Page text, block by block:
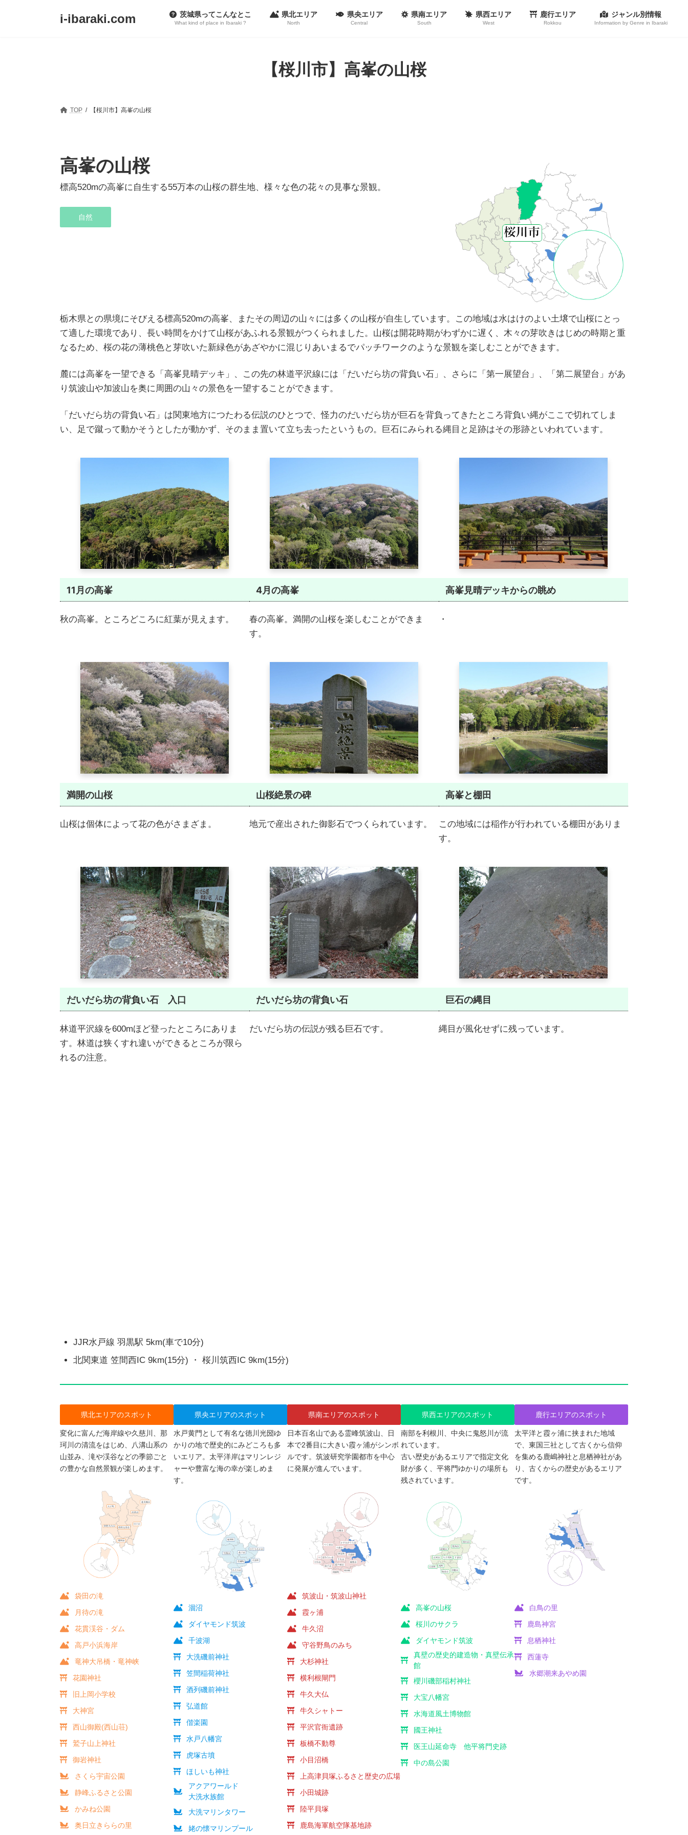
i-ibaraki.com 茨城県ってこんなとこ
What kind of place in Ibaraki ?
県北エリア
North
県央エリア
Central
県南エリア
South
県西エリア
West
鹿行エリア
Rokkou
ジャンル別情報
Information by Genre in Ibaraki
【桜川市】高峯の山桜
TOP 【桜川市】高峯の山桜
高峯の山桜
標高520mの高峯に自生する55万本の山桜の群生地、様々な色の花々の見事な景観。
自然
栃木県との県境にそびえる標高520mの高峯、またその周辺の山々には多くの山桜が自生しています。この地域は水はけのよい土壌で山桜にとっ
て適した環境であり、長い時間をかけて山桜があふれる景観がつくられました。山桜は開花時期がわずかに遅く、木々の芽吹きはじめの時期と重
なるため、桜の花の薄桃色と芽吹いた新緑色があざやかに混じりあいまるでパッチワークのような景観を楽しむことができます。
麓には高峯を一望できる「高峯見晴デッキ」、この先の林道平沢線には「だいだら坊の背負い石」、さらに「第一展望台」、「第二展望台」があ
り筑波山や加波山を奥に周囲の山々の景色を一望することができます。
「だいだら坊の背負い石」は関東地方につたわる伝説のひとつで、怪力のだいだら坊が巨石を背負ってきたところ背負い縄がここで切れてしま
い、足で蹴って動かそうとしたが動かず、そのまま置いて立ち去ったというもの。巨石にみられる縄目と足跡はその形跡といわれています。
11月 の高峯
秋の高峯。ところどころに紅葉が見えます。
4月の高峯
春の高峯。満開の山桜を楽しむことができま
す。
高峯見晴デッキからの眺め
・
満開の山桜
山桜は個体によって花の色がさまざま。
山桜絶景の碑
地元で産出された御影石でつくられています。
高峯と棚田
この地域には稲作が行われている棚田がありま
す。
だいだら坊の背負い石 入口
林道平沢線を600mほど登ったところにありま
す。林道は狭くすれ違いができるところが限ら
れるの注意。
だいだら坊の背負い石
だいだら坊の伝説が残る巨石です。
巨石の縄目
縄目が風化せずに残っています。
JJR水戸線 羽黒駅 5km(車で10分)
北関東道 笠間西IC 9km(15分) ・ 桜川筑西IC 9km(15分)
県北エリアのスポット
変化に富んだ海岸線や久慈川、那
珂川の清流をはじめ、八溝山系の
山並み、滝や渓谷などの季節ごと
の豊かな自然景観が楽しめます。
袋田の滝
月待の滝
花貫渓谷・ダム
高戸小浜海岸
竜神大吊橋・竜神峡
花園神社
旧上岡小学校
大神宮
西山御殿(西山荘)
鷲子山上神社
御岩神社
さくら宇宙公園
静峰ふるさと公園
かみね公園
奥日立きららの里
県央エリアのスポット
水戸黄門として有名な徳川光圀ゆ
かりの地で歴史的にみどころも多
いエリア。太平洋岸はマリンレジ
ャーや豊富な海の幸が楽しめま
す。
涸沼
ダイヤモンド筑波
千波湖
大洗磯前神社
笠間稲荷神社
酒列磯前神社
弘道館
偕楽園
水戸八幡宮
虎塚古墳
ほしいも神社
アクアワールド
大洗水族館
大洗マリンタワー
姥の懐マリンプール
県南エリアのスポット
日本百名山である霊峰筑波山、日
本で2番目に大きい霞ヶ浦がシンボ
ルです。筑波研究学園都市を中心
に発展が進んでいます。
筑波山・筑波山神社
霞ヶ浦
牛久沼
守谷野鳥のみち
大杉神社
横利根閘門
牛久大仏
牛久シャトー
平沢官衙遺跡
板橋不動尊
小目沼橋
上高津貝塚ふるさと歴史の広場
小田城跡
陸平貝塚
鹿島海軍航空隊基地跡
県西エリアのスポット
南部を利根川、中央に鬼怒川が流
れています。
古い歴史があるエリアで指定文化
財が多く、平将門ゆかりの場所も
残されています。
高峯の山桜
桜川のサクラ
ダイヤモンド筑波
真壁の歴史的建造物・真壁伝承
館
櫻川磯部稲村神社
大宝八幡宮
水海道風土博物館
國王神社
医王山延命寺 他平将門史跡
中の島公園
鹿行エリアのスポット
太平洋と霞ヶ浦に挟まれた地域
で、東国三社として古くから信仰
を集める鹿嶋神社と息栖神社があ
り、古くからの歴史があるエリア
です。
白鳥の里
鹿島神宮
息栖神社
西蓮寺
水郷潮来あやめ園